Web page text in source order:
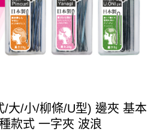
/大/小/柳條/U型) 邊夾 基本
款式 一字夾 波浪